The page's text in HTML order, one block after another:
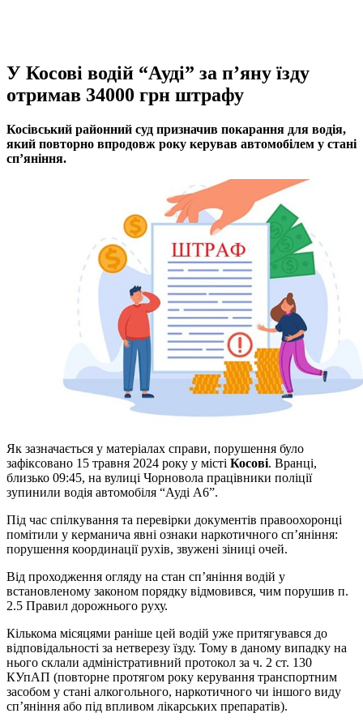
У Косові водій “Ауді” за п’яну їзду
отримав 34000 грн штрафу
Косівський районний суд призначив покарання для водія,
який повторно впродовж року керував автомобілем у стані
сп’яніння.
Як зазначається у матеріалах справи, порушення було
зафіксовано 15 травня 2024 року у місті Косові. Вранці,
близько 09:45, на вулиці Чорновола працівники поліції
зупинили водія автомобіля “Ауді А6”.
Під час спілкування та перевірки документів правоохоронці
помітили у керманича явні ознаки наркотичного сп’яніння:
порушення координації рухів, звужені зіниці очей.
Від проходження огляду на стан сп’яніння водій у
встановленому законом порядку відмовився, чим порушив п.
2.5 Правил дорожнього руху.
Кількома місяцями раніше цей водій уже притягувався до
відповідальності за нетверезу їзду. Тому в даному випадку на
нього склали адміністративний протокол за ч. 2 ст. 130
КУпАП (повторне протягом року керування транспортним
засобом у стані алкогольного, наркотичного чи іншого виду
сп’яніння або під впливом лікарських препаратів).